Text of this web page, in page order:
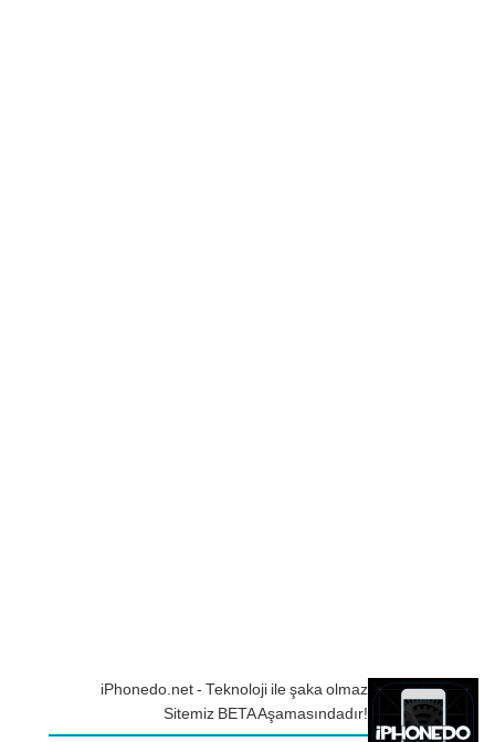
iPhonedo.net - Teknoloji ile şaka olmaz
Sitemiz BETA Aşamasındadır!